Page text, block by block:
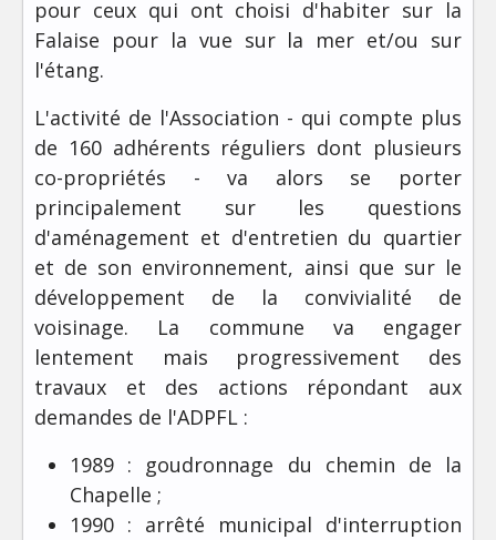
pour ceux qui ont choisi d'habiter sur la
Falaise pour la vue sur la mer et/ou sur
l'étang.
L'activité de l'Association - qui compte plus
de 160 adhérents réguliers dont plusieurs
co-propriétés - va alors se porter
principalement sur les questions
d'aménagement et d'entretien du quartier
et de son environnement, ainsi que sur le
développement de la convivialité de
voisinage. La commune va engager
lentement mais progressivement des
travaux et des actions répondant aux
demandes de l'ADPFL :
1989 : goudronnage du chemin de la
Chapelle ;
1990 : arrêté municipal d'interruption